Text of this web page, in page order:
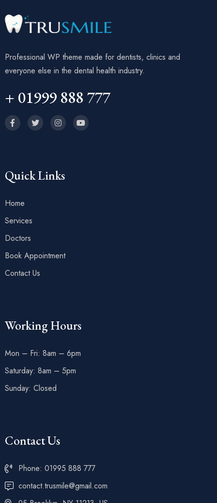
Professional WP theme made for dentists, clinics and
everyone else in the dental health industry.
+ 01999 888 777
Quick Links
Home
Services
Doctors
Book Appointment
Contact Us
Working Hours
Mon – Fri: 8am – 6pm
Saturday: 8am – 5pm
Sunday: Closed
Contact Us
Phone: 01995 888 777
contact.trusmile@gmail.com